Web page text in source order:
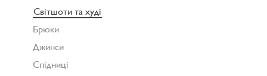
Світшоти та худі
Брюки
Джинси
Спідниці